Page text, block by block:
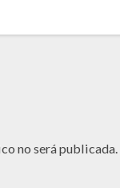
no será publicada.